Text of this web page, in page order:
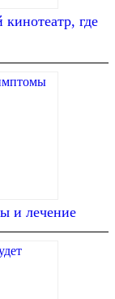
где
и лечение